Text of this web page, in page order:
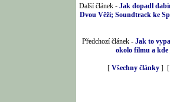
Další článek - Jak dopadl
Dvou Věží; Soundtrack ke
Předchozí článek -Jak to
okolo filmu a kde
[Všechny články ]